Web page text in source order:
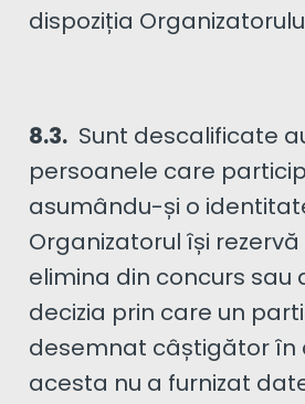
dispoziția
8.3. Sunt descalificate
persoanele care
asumându-și o
Organizatorul își
elimina din concurs sau
decizia prin care un
desemnat câștigător în
acesta nu a furnizat